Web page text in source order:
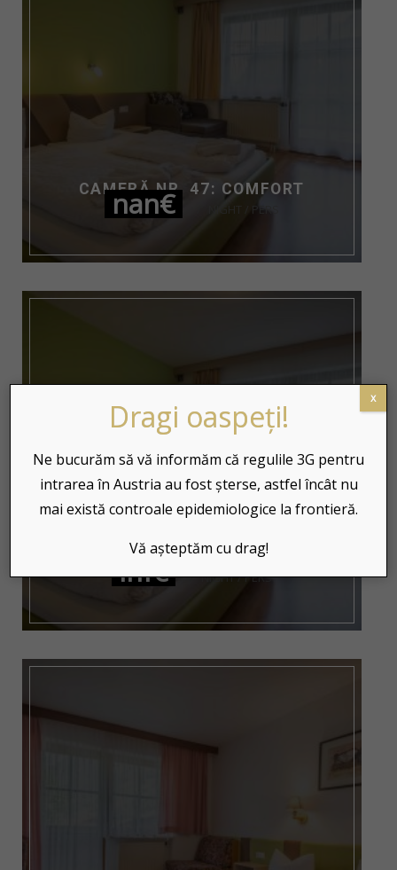
CAMERĂ NR. 47: COMFORT
nan€ NIGHT / PERS
CAMERĂ NR. 46: COMFORT
inf€ NIGHT / PERS
Dragi oaspeți!
Ne bucurăm să vă informăm că regulile 3G pentru
intrarea în Austria au fost șterse, astfel încât nu
mai există controale epidemiologice la frontieră.
Vă așteptăm cu drag!
x